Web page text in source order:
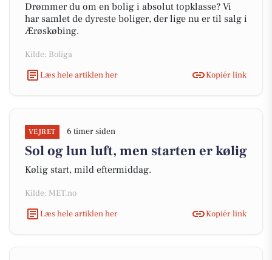
Drømmer du om en bolig i absolut topklasse? Vi
har samlet de dyreste boliger, der lige nu er til salg i
Ærøskøbing.
Kilde: Boliga
Læs hele artiklen her
Kopiér link
VEJRET 6 timer siden
Sol og lun luft, men starten er kølig
Kølig start, mild eftermiddag.
Kilde: MET.no
Læs hele artiklen her
Kopiér link